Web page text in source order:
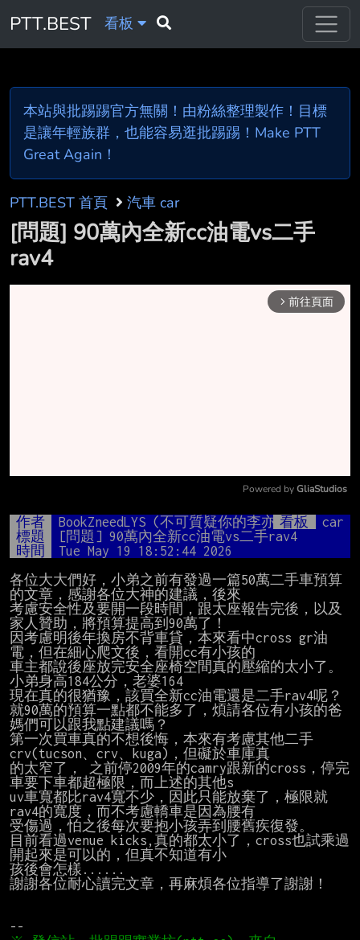
PTT.BEST 看板
本站與批踢踢官方無關！由粉絲整理製作！目標
是讓年輕族群，也能容易逛批踢踢！Make PTT
Great Again！
PTT.BEST 首頁 汽車 car
[問題] 90萬內全新cc油電vs二手
rav4
arrow_forward_ios 前往頁面
Mute
Powered by GliaStudios
作者 BookZneedLYS (不可質疑你的李亦伸)
看板
car
標題
[問題] 90萬內全新cc油電vs二手rav4
時間
Tue May 19 18:52:44 2026
各位大大們好，小弟之前有發過一篇50萬二手車預算
的文章，感謝各位大神的建議，後來
考慮安全性及要開一段時間，跟太座報告完後，以及
家人贊助，將預算提高到90萬了！
因考慮明後年換房不背車貸，本來看中cross gr油
電，但在細心爬文後，看開cc有小孩的
車主都說後座放完安全座椅空間真的壓縮的太小了。
小弟身高184公分，老婆164
現在真的很猶豫，該買全新cc油電還是二手rav4呢？
就90萬的預算一點都不能多了，煩請各位有小孩的爸
媽們可以跟我點建議嗎？
第一次買車真的不想後悔，本來有考慮其他二手
crv(tucson、crv、kuga)，但礙於車庫真
的太窄了， 之前停2009年的camry跟新的cross，停完
車要下車都超極限，而上述的其他s
uv車寬都比rav4寬不少，因此只能放棄了，極限就
rav4的寬度，而不考慮轎車是因為腰有
受傷過，怕之後每次要抱小孩弄到腰舊疾復發。
目前看過venue kicks,真的都太小了，cross也試乘過
開起來是可以的，但真不知道有小
孩後會怎樣......
謝謝各位耐心讀完文章，再麻煩各位指導了謝謝！